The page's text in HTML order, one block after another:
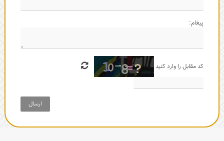
پیغام:
کد مقابل را وارد کنید
ارسال